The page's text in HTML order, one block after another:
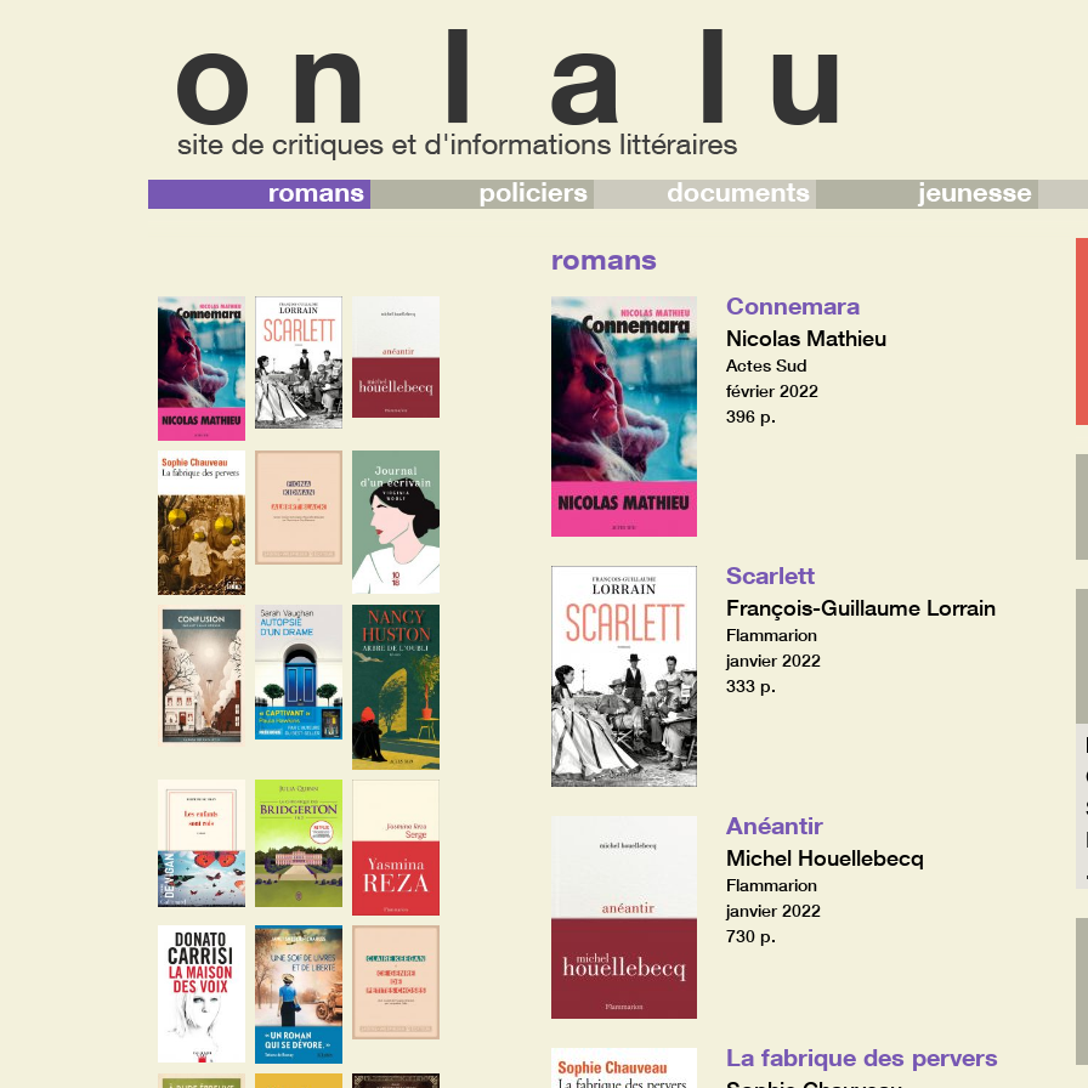
romans
Connemara
Nicolas Mathieu
Actes Sud
février 2022
396 p.
Scarlett
François-Guillaume Lorrain
Flammarion
janvier 2022
333 p.
Anéantir
Michel Houellebecq
Flammarion
janvier 2022
730 p.
La fabrique des pervers